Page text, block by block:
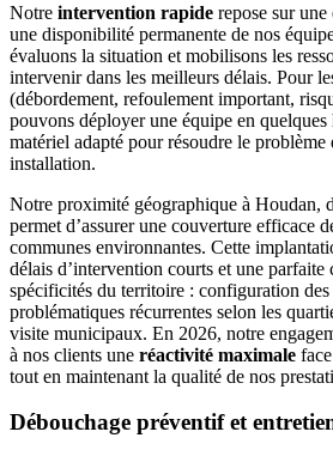
Notre intervention rapide repose sur
une disponibilité permanente de nos
évaluons la situation et mobilisons les
intervenir dans les meilleurs délais. Pour
(débordement, refoulement important,
pouvons déployer une équipe en quelques
matériel adapté pour résoudre le problème
installation.
Notre proximité géographique à Houdan,
permet d’assurer une couverture efficace
communes environnantes. Cette
délais d’intervention courts et une parfaite
spécificités du territoire : configuration des
problématiques récurrentes selon les
visite municipaux. En 2026, notre
à nos clients une réactivité maximale
tout en maintenant la qualité de nos
Débouchage préventif et